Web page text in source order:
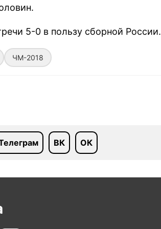
5-0 в пользу сборной России.
ЧМ-2018
ВК ОК